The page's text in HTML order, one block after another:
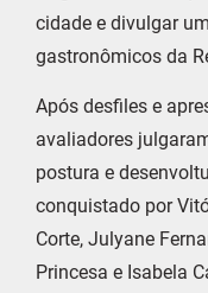
cidade e divulgar
gastronômicos da
Após desfiles e
avaliadores
postura e
conquistado por
Corte, Julyane
Princesa e Isabela